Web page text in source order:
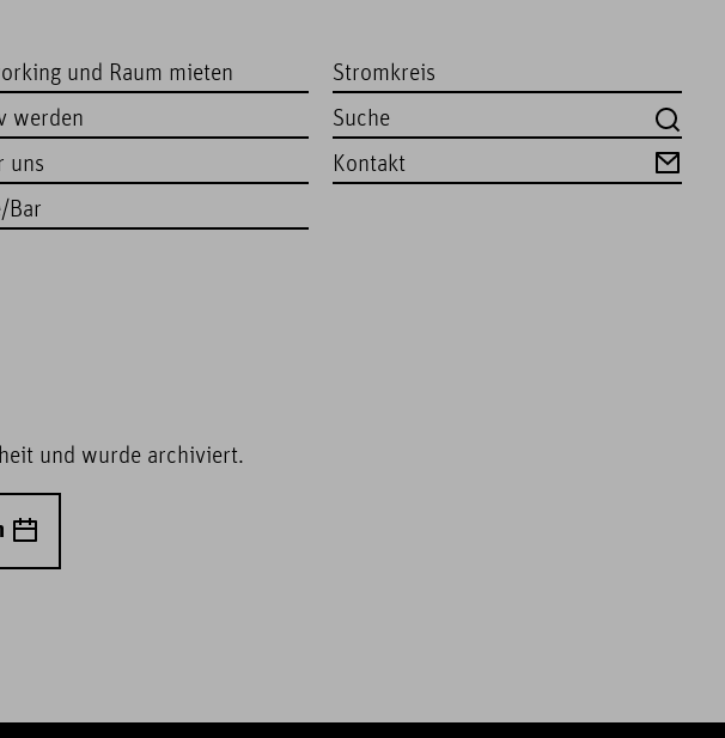
und Raum mieten
werden
uns
Bar
Stromkreis
Kontakt
und wurde archiviert.